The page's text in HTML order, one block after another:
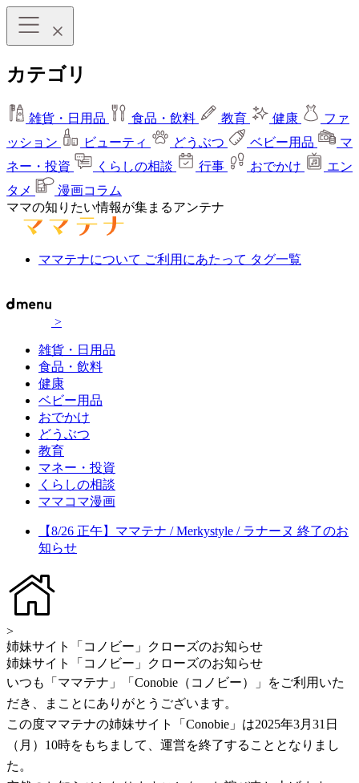
カテゴリ
雑貨・日用品 食品・飲料 教育 健康
ファ
ッション
ビューティ どうぶつ ベビー用品
マ
ネー・投資
くらしの相談 行事 おでかけ
エン
タメ
漫画コラム
ママの知りたい情報が集まるアンテナ
ママテナについて ご利用にあたって タグ一覧
>
雑貨・日用品
食品・飲料
健康
ベビー用品
おでかけ
どうぶつ
教育
マネー・投資
くらしの相談
ママコマ漫画
【8/26 正午】ママテナ / Merkystyle / ラナーヌ 終了のお
知らせ
>
姉妹サイト「コノビー」クローズのお知らせ
姉妹サイト「コノビー」クローズのお知らせ
いつも「ママテナ」「Conobie（コノビー）」をご利用いた
だき、まことにありがとうございます。
この度ママテナの姉妹サイト「Conobie」は2025年3月31日
（月）10時をもちまして、運営を終了することとなりまし
た。